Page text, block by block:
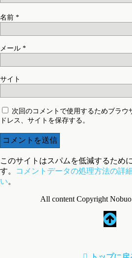
名前 *
メール *
サイト
次回のコメントで使用するためブラウ
ドレス、サイトを保存する。
このサイトはスパムを低減するため
す。
コメントデータの処理方法の詳
い。
All content Copyright